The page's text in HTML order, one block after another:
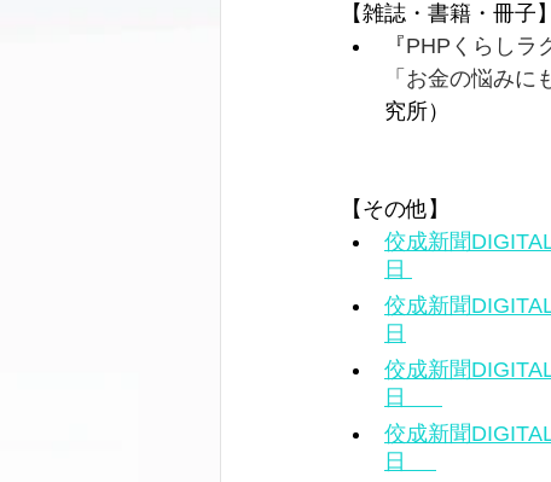
【雑誌・書籍・冊子】
『PHPくらしラ
「お金の悩み
究所）
【その他】
佼成新聞
日
佼成新聞
日
佼成新聞
日
佼成新聞
日